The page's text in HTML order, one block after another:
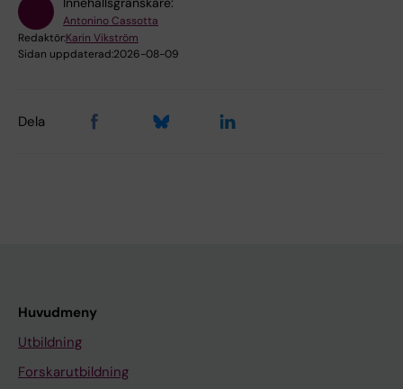
Antonino Cassotta
Redaktör:Karin Vikström
Sidan uppdaterad:2026-08-09
Dela
Huvudmeny
Utbildning
Forskarutbildning